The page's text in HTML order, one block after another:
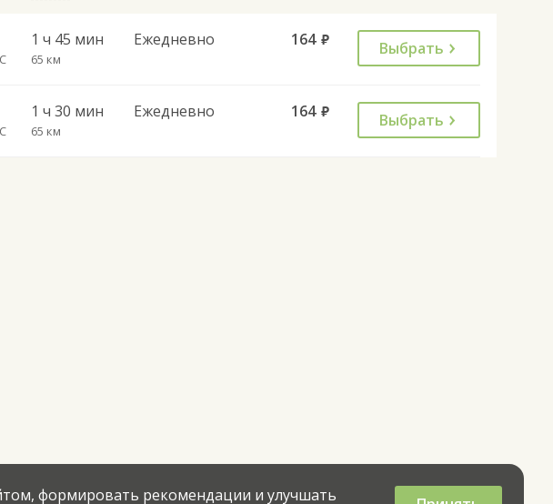
1 ч 45 мин
65 км
Ежедневно 164 руб. Выбрать
1 ч 30 мин
65 км
Ежедневно 164 руб. Выбрать
формировать рекомендации и улучшать